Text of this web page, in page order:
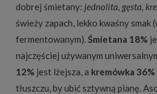
dobrej śmietany: jednolita, gęsta,
świeży zapach, lekko kwaśny smak
fermentowanym). Śmietana 18%
najczęściej używanym
12% jest lżejsza, a kremówka 36%
tłuszczu, by ubić sztywną pianę.